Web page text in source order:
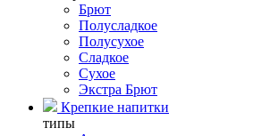
Брют
Полусладкое
Полусухое
Сладкое
Сухое
Экстра Брют
Крепкие напитки
типы